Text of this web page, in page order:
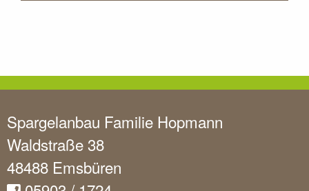
Spargelanbau Familie Hopmann
Waldstraße 38
48488 Emsbüren